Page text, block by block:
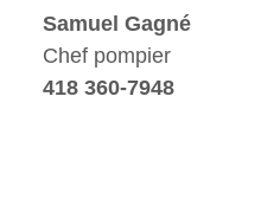
Samuel Gagné
Chef pompier
418 360-7948